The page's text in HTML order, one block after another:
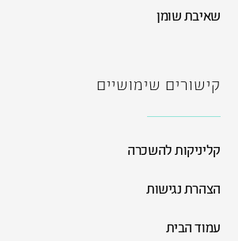
שאיבת שומן
קישורים שימושיים
קליניקות להשכרה
הצהרת נגישות
עמוד הבית